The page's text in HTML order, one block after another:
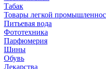
Табак
Товары легкой
Питьевая вода
Фототехника
Парфюмерия
Шины
Обувь
Лекарства